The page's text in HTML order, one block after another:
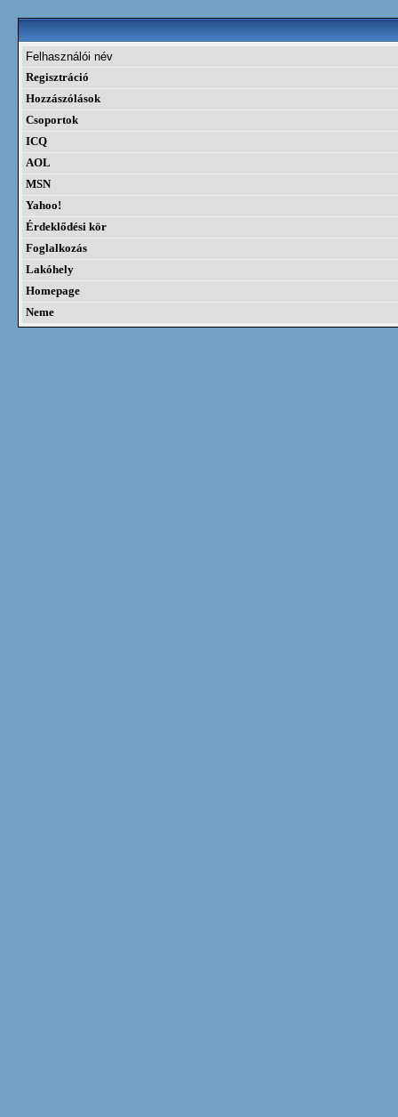
Felhasználói név
Regisztráció
Hozzászólások
Csoportok
ICQ
AOL
MSN
Yahoo!
Érdeklődési kör
Foglalkozás
Lakóhely
Homepage
Neme